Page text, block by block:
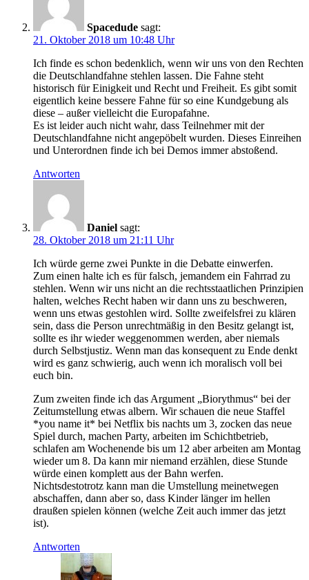
Spacedude sagt:
21. Oktober 2018 um 10:48 Uhr
Ich finde es schon bedenklich, wenn wir uns von den Rechten
die Deutschlandfahne stehlen lassen. Die Fahne steht
historisch für Einigkeit und Recht und Freiheit. Es gibt somit
eigentlich keine bessere Fahne für so eine Kundgebung als
diese – außer vielleicht die Europafahne.
Es ist leider auch nicht wahr, dass Teilnehmer mit der
Deutschlandfahne nicht angepöbelt wurden. Dieses Einreihen
und Unterordnen finde ich bei Demos immer abstoßend.
Antworten
Daniel sagt:
28. Oktober 2018 um 21:11 Uhr
Ich würde gerne zwei Punkte in die Debatte einwerfen.
Zum einen halte ich es für falsch, jemandem ein Fahrrad zu
stehlen. Wenn wir uns nicht an die rechtsstaatlichen Prinzipien
halten, welches Recht haben wir dann uns zu beschweren,
wenn uns etwas gestohlen wird. Sollte zweifelsfrei zu klären
sein, dass die Person unrechtmäßig in den Besitz gelangt ist,
sollte es ihr wieder weggenommen werden, aber niemals
durch Selbstjustiz. Wenn man das konsequent zu Ende denkt
wird es ganz schwierig, auch wenn ich moralisch voll bei
euch bin.
Zum zweiten finde ich das Argument „Biorythmus“ bei der
Zeitumstellung etwas albern. Wir schauen die neue Staffel
*you name it* bei Netflix bis nachts um 3, zocken das neue
Spiel durch, machen Party, arbeiten im Schichtbetrieb,
schlafen am Wochenende bis um 12 aber arbeiten am Montag
wieder um 8. Da kann mir niemand erzählen, diese Stunde
würde einen komplett aus der Bahn werfen.
Nichtsdestotrotz kann man die Umstellung meinetwegen
abschaffen, dann aber so, dass Kinder länger im hellen
draußen spielen können (welche Zeit auch immer das jetzt
ist).
Antworten